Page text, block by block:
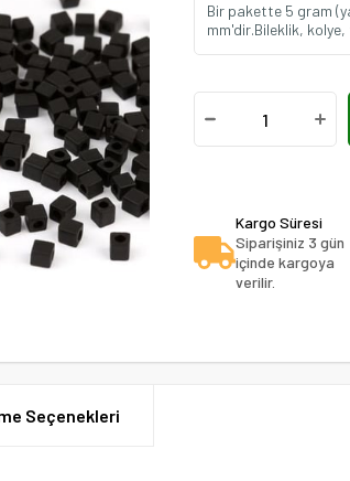
Bir pakette 5 gram
mm'dir.Bileklik, kolye,
Kargo Süresi
Siparişiniz 3 gün
içinde kargoya
verilir.
Seçenekleri